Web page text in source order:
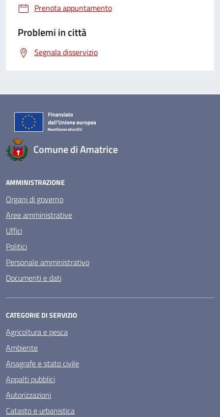
Prenota appuntamento
Problemi in città
Segnala disservizio
Comune di Amatrice
AMMINISTRAZIONE
Organi di governo
Aree amministrative
Uffici
Politici
Personale amministrativo
Documenti e dati
CATEGORIE DI SERVIZIO
Agricoltura e pesca
Ambiente
Anagrafe e stato civile
Appalti pubblici
Autorizzazioni
Catasto e urbanistica